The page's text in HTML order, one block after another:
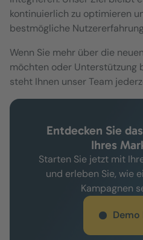
kontinuierlich zu optimieren
bestmögliche
Wenn Sie mehr über die
möchten oder Unterstützung
steht Ihnen unser Team
Entdecken Sie
Ihres
Starten Sie jetzt mit
und erleben Sie, wie
Kampagnen